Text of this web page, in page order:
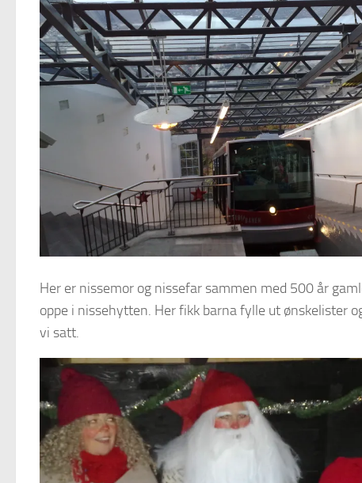
Her er nissemor og nissefar sammen med 500 år
oppe i nissehytten. Her fikk barna fylle ut ønskelister
vi satt.